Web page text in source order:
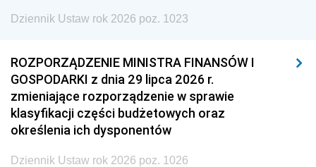
Dziennik Ustaw rok 2026 poz. 1023
ROZPORZĄDZENIE MINISTRA FINANSÓW I
GOSPODARKI z dnia 29 lipca 2026 r.
zmieniające rozporządzenie w sprawie
klasyfikacji części budżetowych oraz
określenia ich dysponentów
Dziennik Ustaw rok 2026 poz. 1026